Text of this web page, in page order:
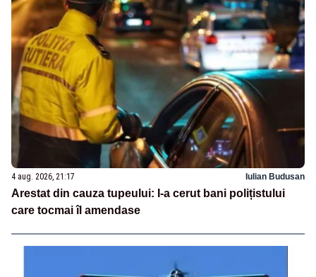
4 aug. 2026, 21:17 Iulian Budusan
Arestat din cauza tupeului: I-a cerut bani polițistului
care tocmai îl amendase